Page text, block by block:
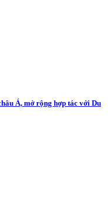
Á, mở rộng hợp tác với Du